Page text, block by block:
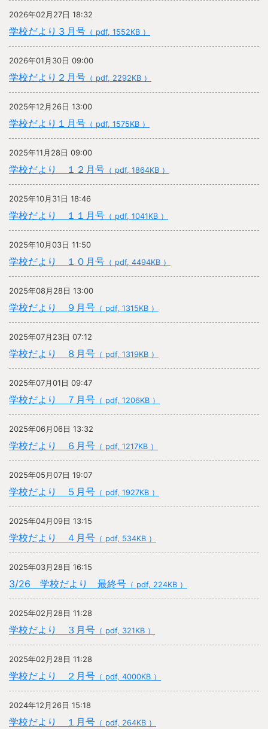
2026年02月27日 18:32
学校だより３月号 （ pdf, 1552KB ）
2026年01月30日 09:00
学校だより２月号 （ pdf, 2292KB ）
2025年12月26日 13:00
学校だより１月号 （ pdf, 1575KB ）
2025年11月28日 09:00
学校だより １２月号 （ pdf, 1864KB ）
2025年10月31日 18:46
学校だより １１月号 （ pdf, 1041KB ）
2025年10月03日 11:50
学校だより １０月号 （ pdf, 4494KB ）
2025年08月28日 13:00
学校だより ９月号 （ pdf, 1315KB ）
2025年07月23日 07:12
学校だより ８月号 （ pdf, 1319KB ）
2025年07月01日 09:47
学校だより ７月号 （ pdf, 1206KB ）
2025年06月06日 13:32
学校だより ６月号 （ pdf, 1217KB ）
2025年05月07日 19:07
学校だより ５月号 （ pdf, 1927KB ）
2025年04月09日 13:15
学校だより ４月号 （ pdf, 534KB ）
2025年03月28日 16:15
3/26 学校だより 最終号 （ pdf, 224KB ）
2025年02月28日 11:28
学校だより ３月号 （ pdf, 321KB ）
2025年02月28日 11:28
学校だより ２月号 （ pdf, 4000KB ）
2024年12月26日 15:18
学校だより １月号 （ pdf, 264KB ）